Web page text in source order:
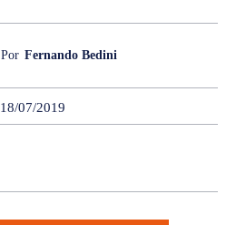
Por Fernando Bedini
18/07/2019